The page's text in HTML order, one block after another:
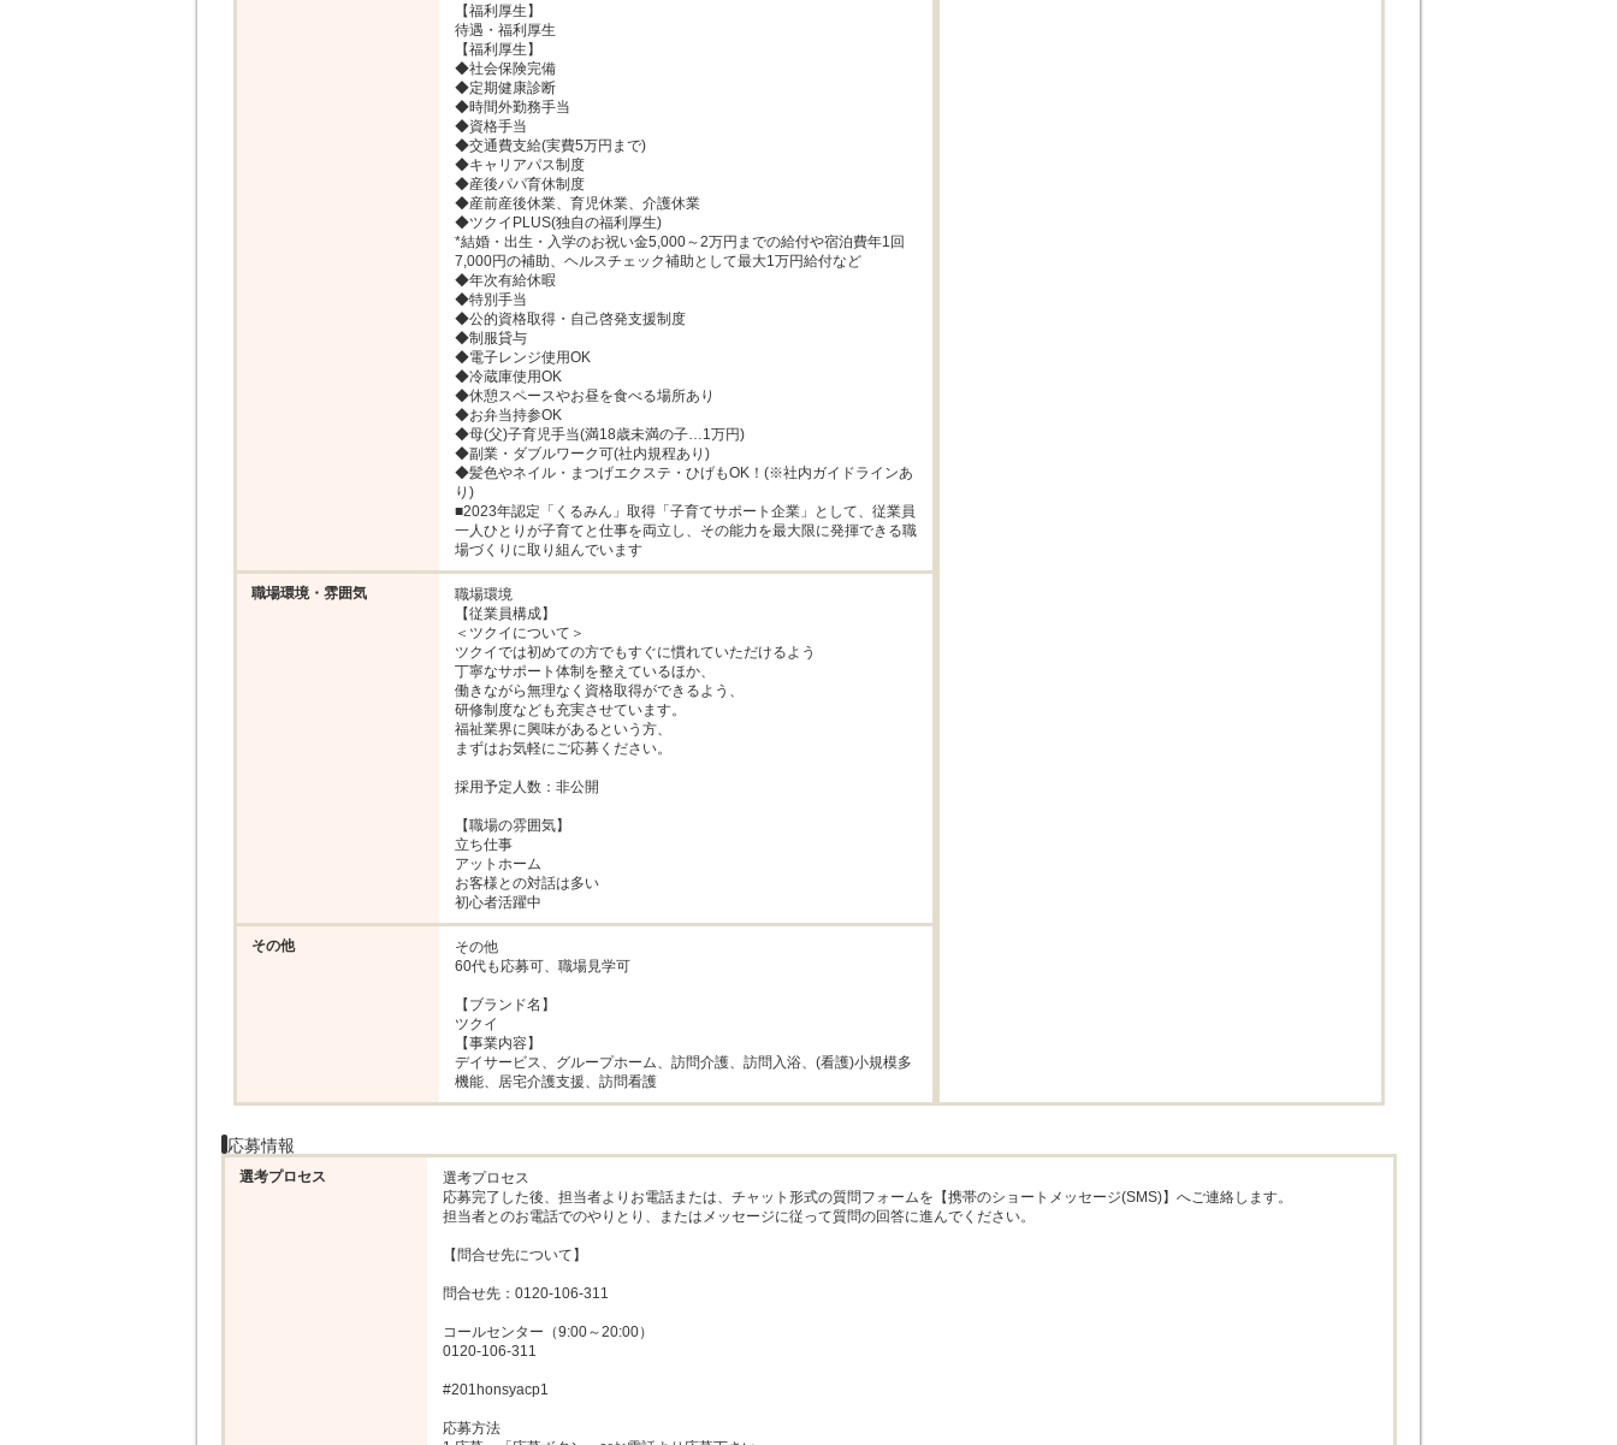
【福利厚生】
待遇・福利厚生
【福利厚生】
◆社会保険完備
◆定期健康診断
◆時間外勤務手当
◆資格手当
◆交通費支給(実費5万円まで)
◆キャリアパス制度
◆産後パパ育休制度
◆産前産後休業、育児休業、介護休業
◆ツクイPLUS(独自の福利厚生)
*結婚・出生・入学のお祝い金5,000～2万円までの給付や宿泊費年1回
7,000円の補助、ヘルスチェック補助として最大1万円給付など
◆年次有給休暇
◆特別手当
◆公的資格取得・自己啓発支援制度
◆制服貸与
◆電子レンジ使用OK
◆冷蔵庫使用OK
◆休憩スペースやお昼を食べる場所あり
◆お弁当持参OK
◆母(父)子育児手当(満18歳未満の子…1万円)
◆副業・ダブルワーク可(社内規程あり)
◆髪色やネイル・まつげエクステ・ひげもOK！(※社内ガイドラインあ
り)
■2023年認定「くるみん」取得「子育てサポート企業」として、従業員
一人ひとりが子育てと仕事を両立し、その能力を最大限に発揮できる職
場づくりに取り組んでいます
職場環境・雰囲気
職場環境
【従業員構成】
＜ツクイについて＞
ツクイでは初めての方でもすぐに慣れていただけるよう
丁寧なサポート体制を整えているほか、
働きながら無理なく資格取得ができるよう、
研修制度なども充実させています。
福祉業界に興味があるという方、
まずはお気軽にご応募ください。
採用予定人数：非公開
【職場の雰囲気】
立ち仕事
アットホーム
お客様との対話は多い
初心者活躍中
その他
その他
60代も応募可、職場見学可
【ブランド名】
ツクイ
【事業内容】
デイサービス、グループホーム、訪問介護、訪問入浴、(看護)小規模多
機能、居宅介護支援、訪問看護
応募情報
選考プロセス
選考プロセス
応募完了した後、担当者よりお電話または、チャット形式の質問フォームを【携帯のショートメッセージ(SMS)】へご連絡します。
担当者とのお電話でのやりとり、またはメッセージに従って質問の回答に進んでください。
【問合せ先について】
問合せ先：0120-106-311
コールセンター（9:00～20:00）
0120-106-311
#201honsyacp1
応募方法